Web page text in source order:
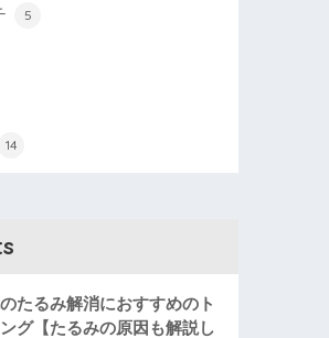
5
14
たるみ解消におすすめのト
グ【たるみの原因も解説し